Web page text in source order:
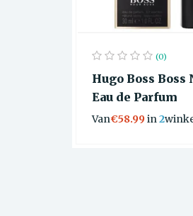
(0)
Hugo Boss Boss
Eau de Parfum
Van€58.99in2